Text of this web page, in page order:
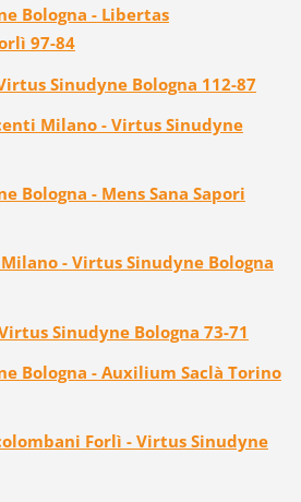
Bologna - Libertas
97-84
Sinudyne Bologna 112-87
Milano - Virtus Sinudyne
Bologna - Mens Sana Sapori
- Virtus Sinudyne Bologna
Sinudyne Bologna 73-71
Bologna - Auxilium Saclà Torino
Forlì - Virtus Sinudyne